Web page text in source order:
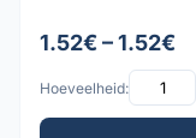
1.52€ – 1.52€
Hoeveelheid: